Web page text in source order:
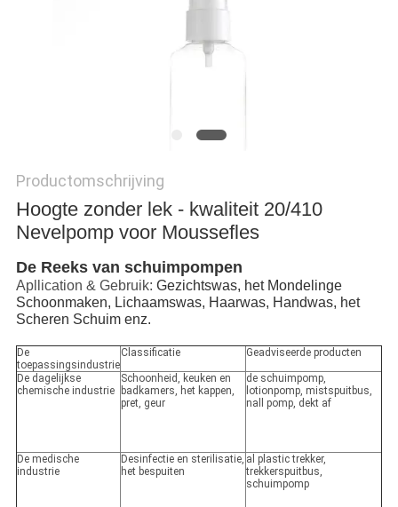
Productomschrijving
Hoogte zonder lek - kwaliteit 20/410
Nevelpomp voor Moussefles
De Reeks van schuimpompen
Apllication & Gebruik: Gezichtswas, het Mondelinge
Schoonmaken, Lichaamswas, Haarwas, Handwas, het
Scheren Schuim enz.
De
toepassingsindustrie
Classificatie Geadviseerde producten
De dagelijkse
chemische industrie
Schoonheid, keuken en
badkamers, het kappen,
pret, geur
de schuimpomp,
lotionpomp, mistspuitbus,
nall pomp, dekt af
De medische
industrie
Desinfectie en sterilisatie,
het bespuiten
al plastic trekker,
trekkerspuitbus,
schuimpomp